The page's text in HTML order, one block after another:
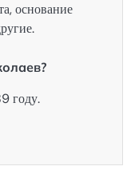
основание
году.